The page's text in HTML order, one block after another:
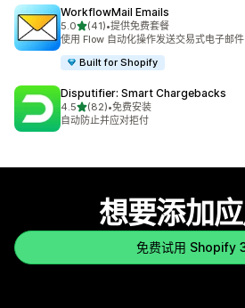
WorkflowMail Emails
5.0星（满分 5 星）
(41)
总共 41 条评论
•提供免费套餐
使用 Flow 自动化操作发送交易式电子邮件
Built for Shopify
Disputifier: Smart Chargebacks
4.5星（满分 5 星）
(82)
总共 82 条评论
•免费安装
自动防止并应对拒付
想要添加应
免费试用 Shopify